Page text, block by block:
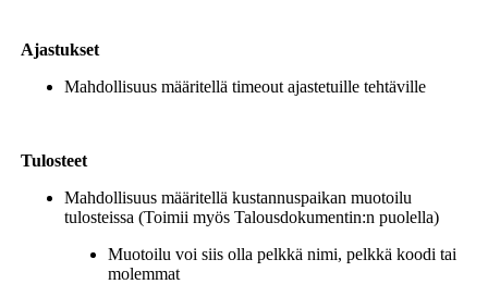
Ajastukset
Mahdollisuus määritellä timeout ajastetuille tehtäville
Tulosteet
Mahdollisuus määritellä kustannuspaikan muotoilu
tulosteissa (Toimii myös Talousdokumentin:n puolella)
Muotoilu voi siis olla pelkkä nimi, pelkkä koodi tai
molemmat